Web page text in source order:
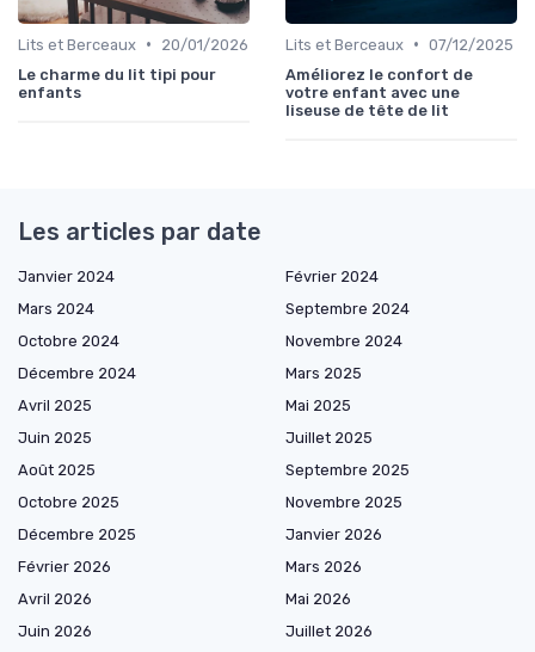
Lits et Berceaux •
20/01/2026
Le charme du lit tipi pour
enfants
Lits et Berceaux • 07/12/2025
Améliorez le confort de
votre enfant avec une
liseuse de tête de lit
Les articles par date
Janvier 2024
Février 2024
Mars 2024
Septembre 2024
Octobre 2024
Novembre 2024
Décembre 2024
Mars 2025
Avril 2025
Mai 2025
Juin 2025
Juillet 2025
Août 2025
Septembre 2025
Octobre 2025
Novembre 2025
Décembre 2025
Janvier 2026
Février 2026
Mars 2026
Avril 2026
Mai 2026
Juin 2026
Juillet 2026